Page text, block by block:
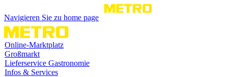
Navigieren Sie zu home page
Online-Marktplatz
Großmarkt
Lieferservice Gastronomie
Infos & Services